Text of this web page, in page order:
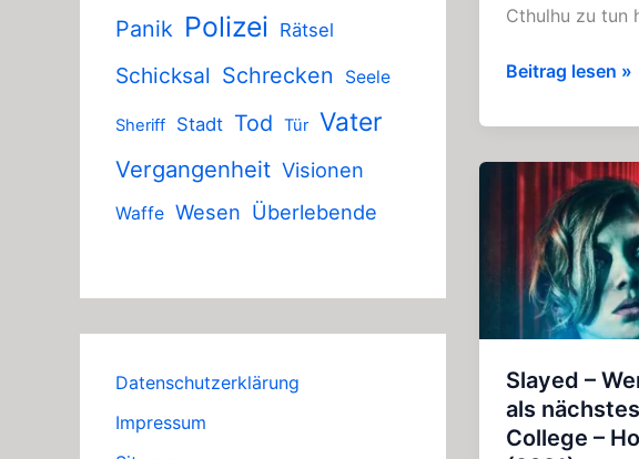
Panik Polizei Rätsel
Schicksal Schrecken Seele
Sheriff Stadt Tod Tür Vater
Vergangenheit Visionen
Waffe Wesen Überlebende
Datenschutzerklärung
Impressum
Cthulhu zu tun
Der
des
Cthulhu:
Geniales
Gruselkabinett
114
115
Beitrag lesen »
Slayed –
als
College –